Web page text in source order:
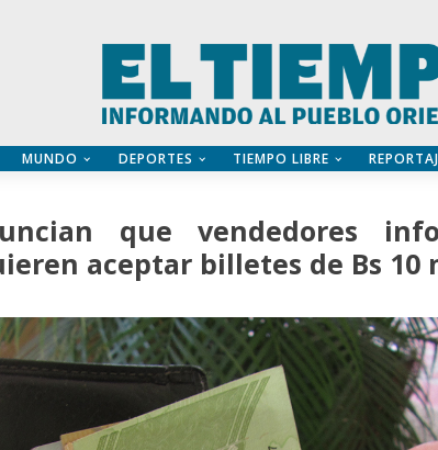
MUNDO DEPORTES TIEMPO LIBRE
que vendedores
aceptar billetes de Bs 10